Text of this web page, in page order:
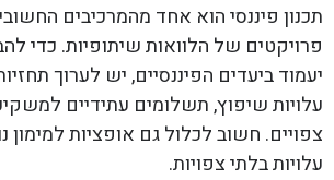
תכנון פיננסי הוא אחד מהמרכיבים
פרויקטים של הלוואות שיתופיות. כדי
יעמוד ביעדים הפיננסיים, יש לערוך
עלויות שיפוץ, תשלומים עתידיים
צפויים. חשוב לכלול גם אופציות
עלויות בלתי צפויות.